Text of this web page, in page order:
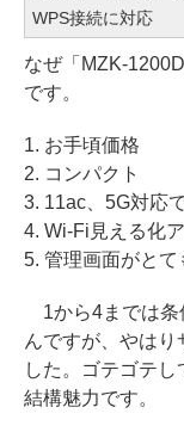
WPS接続に対応
なぜ「MZK-
です。
1. お手頃価格
2. コンパクト
3. 11ac、5G対応
4. Wi-Fi見える化
5. 管理画面がと
1から4までは条
んですが、やはり
した。ゴテゴテし
結構魅力です。